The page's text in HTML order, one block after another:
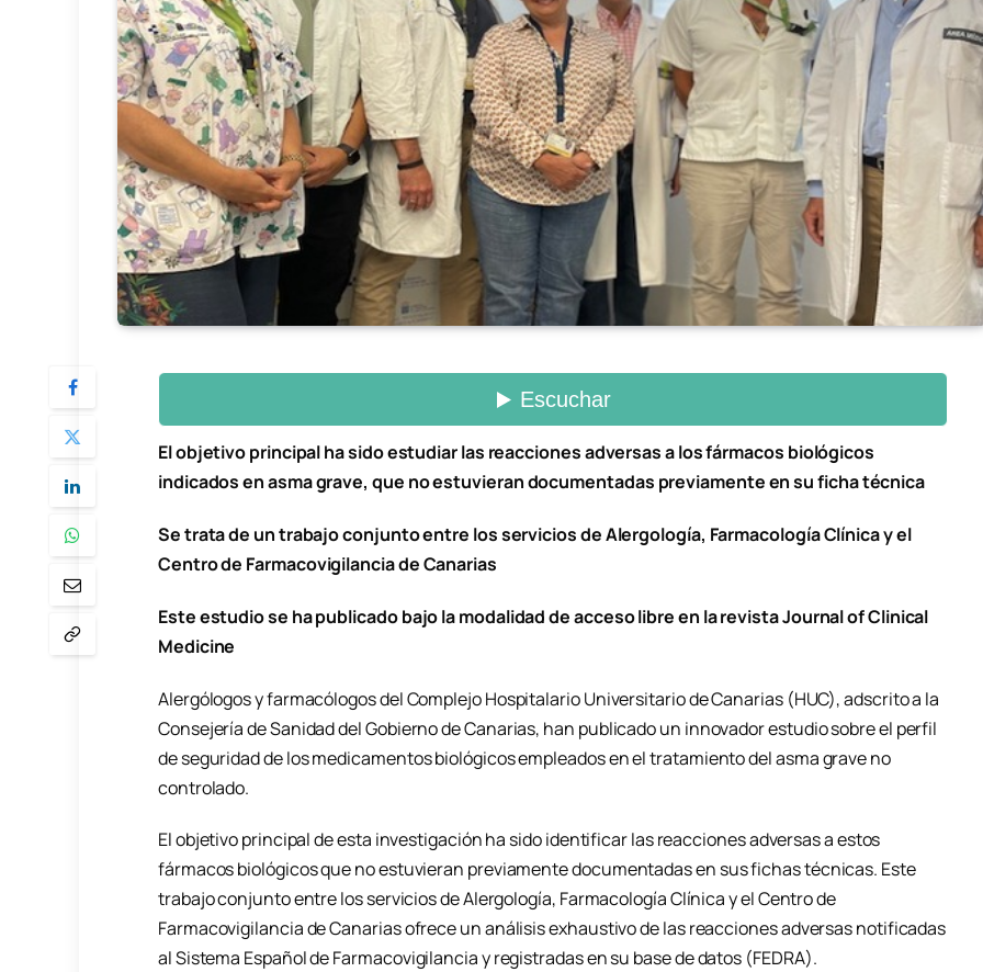
El objetivo principal ha sido estudiar las reacciones adversas a los fármacos biológicos
indicados en asma grave, que no estuvieran documentadas previamente en su ficha técnica
Se trata de un trabajo conjunto entre los servicios de Alergología, Farmacología Clínica y el
Centro de Farmacovigilancia de Canarias
Este estudio se ha publicado bajo la modalidad de acceso libre en la revista Journal of Clinical
Medicine
Alergólogos y farmacólogos del Complejo Hospitalario Universitario de Canarias (HUC), adscrito a la
Consejería de Sanidad del Gobierno de Canarias, han publicado un innovador estudio sobre el perfil
de seguridad de los medicamentos biológicos empleados en el tratamiento del asma grave no
controlado.
El objetivo principal de esta investigación ha sido identificar las reacciones adversas a estos
fármacos biológicos que no estuvieran previamente documentadas en sus fichas técnicas. Este
trabajo conjunto entre los servicios de Alergología, Farmacología Clínica y el Centro de
Farmacovigilancia de Canarias ofrece un análisis exhaustivo de las reacciones adversas notificadas
al Sistema Español de Farmacovigilancia y registradas en su base de datos (FEDRA).